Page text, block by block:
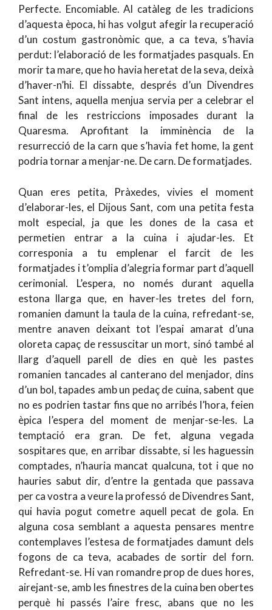
Perfecte. Encomiable. Al catàleg de les tradicions
d’aquesta època, hi has volgut afegir la recuperació
d’un costum gastronòmic que, a ca teva, s’havia
perdut: l’elaboració de les formatjades pasquals. En
morir ta mare, que ho havia heretat de la seva, deixà
d’haver-n’hi. El dissabte, després d’un Divendres
Sant intens, aquella menjua servia per a celebrar el
final de les restriccions imposades durant la
Quaresma. Aprofitant la imminència de la
resurrecció de la carn que s’havia fet home, la gent
podria tornar a menjar-ne. De carn. De formatjades.
Quan eres petita, Pràxedes, vivies el moment
d’elaborar-les, el Dijous Sant, com una petita festa
molt especial, ja que les dones de la casa et
permetien entrar a la cuina i ajudar-les. Et
corresponia a tu emplenar el farcit de les
formatjades i t’omplia d’alegria formar part d’aquell
cerimonial. L’espera, no només durant aquella
estona llarga que, en haver-les tretes del forn,
romanien damunt la taula de la cuina, refredant-se,
mentre anaven deixant tot l’espai amarat d’una
oloreta capaç de ressuscitar un mort, sinó també al
llarg d’aquell parell de dies en què les pastes
romanien tancades al canterano del menjador, dins
d’un bol, tapades amb un pedaç de cuina, sabent que
no es podrien tastar fins que no arribés l’hora, feien
èpica l’espera del moment de menjar-se-les. La
temptació era gran. De fet, alguna vegada
sospitares que, en arribar dissabte, si les haguessin
comptades, n’hauria mancat qualcuna, tot i que no
hauries sabut dir, d’entre la gentada que passava
per ca vostra a veure la professó de Divendres Sant,
qui havia pogut cometre aquell pecat de gola. En
alguna cosa semblant a aquesta pensares mentre
contemplaves l’estesa de formatjades damunt dels
fogons de ca teva, acabades de sortir del forn.
Refredant-se. Hi van romandre prop de dues hores,
airejant-se, amb les finestres de la cuina ben obertes
perquè hi passés l’aire fresc, abans que no les